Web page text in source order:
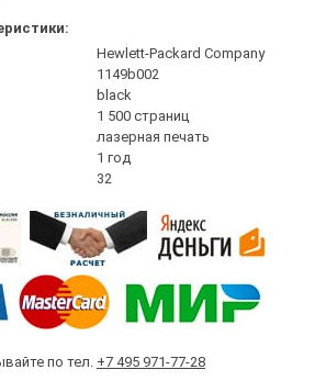
Hewlett-Packard Company
1149b002
black
1 500 страниц
лазерная печать
1 год
32
по тел. +7 495 971-77-28